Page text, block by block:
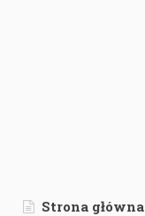
Strona główna